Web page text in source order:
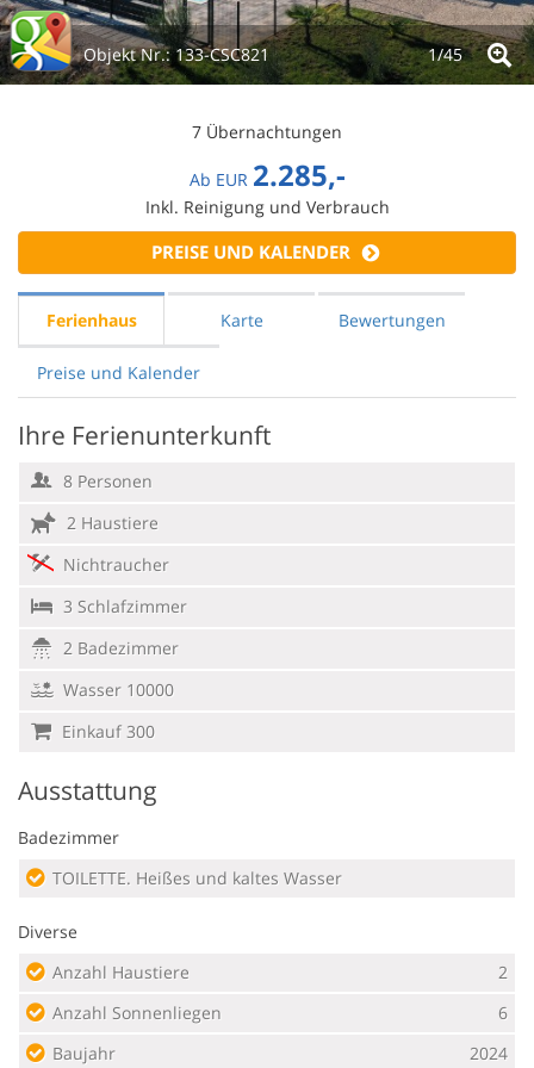
Objekt Nr.:133-CSC821 1/45
7 Übernachtungen
Ab EUR 2.285,-
Inkl. Reinigung und Verbrauch
PREISE UND KALENDER
Ferienhaus Karte Bewertungen
Preise und Kalender
Ihre Ferienunterkunft
8 Personen
2 Haustiere
Nichtraucher
3 Schlafzimmer
2 Badezimmer
Wasser 10000
Einkauf 300
Ausstattung
Badezimmer
TOILETTE. Heißes und kaltes Wasser
Diverse
Anzahl Haustiere
2
Anzahl Sonnenliegen
6
Baujahr
2024